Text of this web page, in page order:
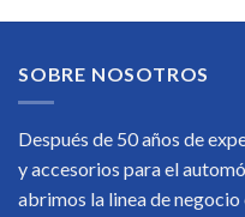
SOBRE NOSOTROS
Después de 50 años de
y accesorios para el
abrimos la linea de